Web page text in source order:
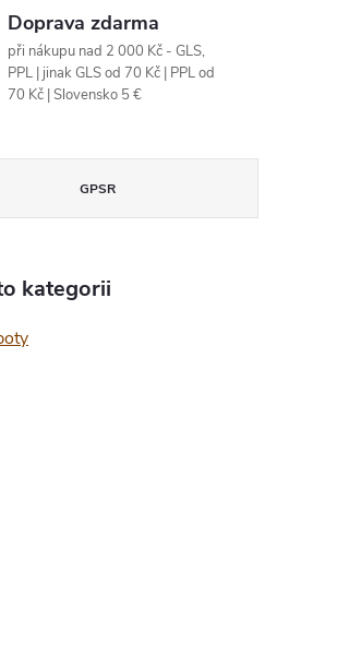
Doprava zdarma
při nákupu nad 2 000 Kč - GLS,
PPL | jinak GLS od 70 Kč | PPL od
70 Kč | Slovensko 5 €
GPSR
kategorii